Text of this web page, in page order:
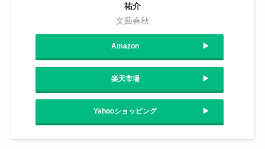
祐介
文藝春秋
Amazon
楽天市場
Yahooショッピング